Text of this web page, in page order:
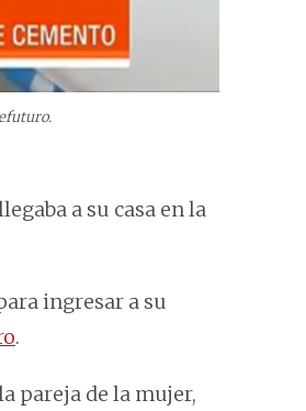
a su casa en la
ingresar a su
.
pareja de la mujer,